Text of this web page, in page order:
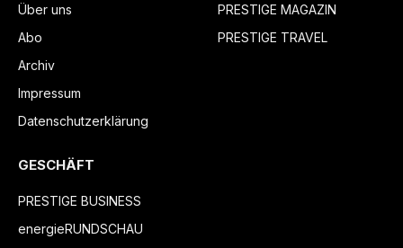
Über uns
Abo
Archiv
Impressum
Datenschutzerklärung
PRESTIGE MAGAZIN
PRESTIGE TRAVEL
GESCHÄFT
PRESTIGE BUSINESS
energieRUNDSCHAU